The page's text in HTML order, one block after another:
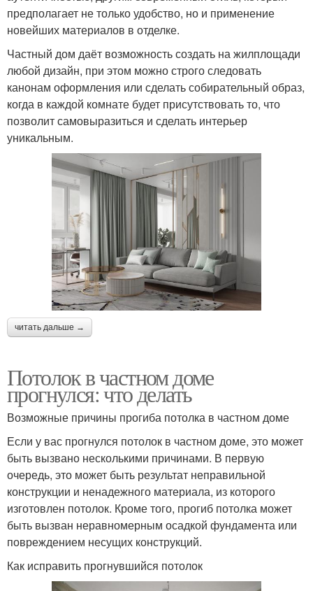
предполагает не только удобство, но и применение
новейших материалов в отделке.
Частный дом даёт возможность создать на жилплощади
любой дизайн, при этом можно строго следовать
канонам оформления или сделать собирательный образ,
когда в каждой комнате будет присутствовать то, что
позволит самовыразиться и сделать интерьер
уникальным.
читать дальше →
Потолок в частном доме
прогнулся: что делать
Возможные причины прогиба потолка в частном доме
Если у вас прогнулся потолок в частном доме, это может
быть вызвано несколькими причинами. В первую
очередь, это может быть результат неправильной
конструкции и ненадежного материала, из которого
изготовлен потолок. Кроме того, прогиб потолка может
быть вызван неравномерным осадкой фундамента или
повреждением несущих конструкций.
Как исправить прогнувшийся потолок